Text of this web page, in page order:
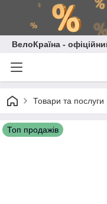
ВелоКраїна -
Товари та послуги
Топ продажів